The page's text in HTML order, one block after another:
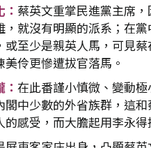
蔡英文重掌民進黨主席
，就沒有明顯的派系；在
或至少是親英人馬，可見
伶更慘遭拔官落馬。
在此番謹小慎微、變動
中少數的外省族群，這
感受，而大膽起用李永